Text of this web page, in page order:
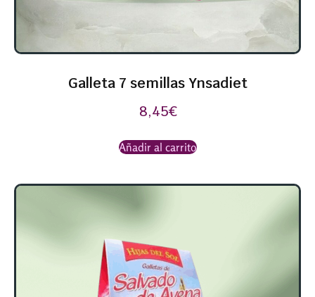
Galleta 7 semillas Ynsadiet
8,45€
Añadir al carrito